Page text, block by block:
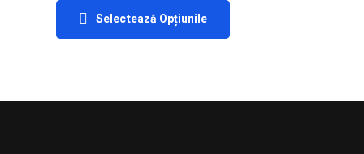
Selectează Opțiunile